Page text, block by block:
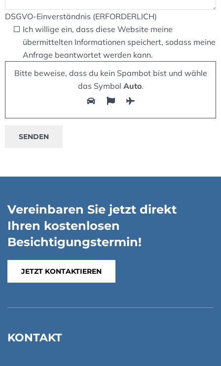
DSGVO-Einverständnis (ERFORDERLICH)
Ich willige ein, dass diese Website meine
übermittelten Informationen speichert, sodass meine
Anfrage beantwortet werden kann.
Bitte beweise, dass du kein Spambot bist und wähle
das Symbol Auto.
Vereinbaren Sie jetzt direkt
Ihren kostenlosen
Besichtigungstermin!
JETZT KONTAKTIEREN
KONTAKT